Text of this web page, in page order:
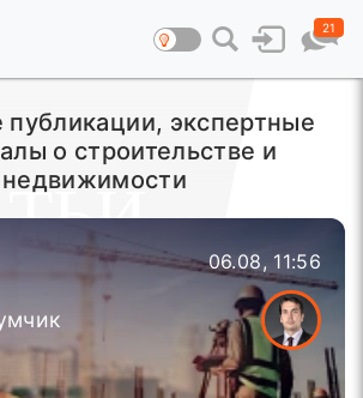
21
публикации, экспертные
о строительстве и
недвижимости
06.08, 11:56